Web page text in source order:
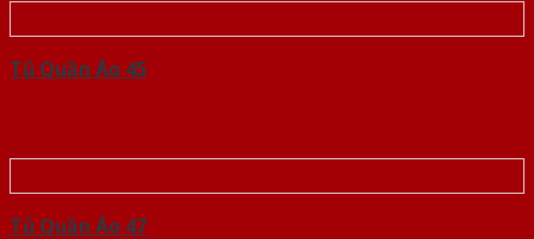
Tủ Quần Áo 45
Tủ Quần Áo 47